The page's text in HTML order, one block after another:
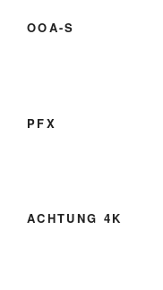
OOA-S
PFX
ACHTUNG 4K